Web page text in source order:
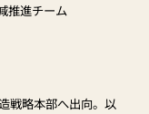
推進チーム
戦略本部へ出向。以